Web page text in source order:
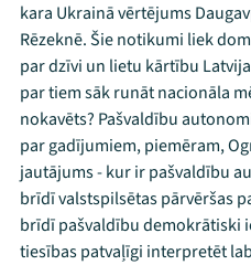
kara Ukrainā vērtējums
Rēzeknē. Šie notikumi liek
par dzīvi un lietu kārtību
par tiem sāk runāt nacionāla
nokavēts? Pašvaldību
par gadījumiem, piemēram,
jautājums - kur ir pašvaldību
brīdī valstspilsētas pārvēršas
brīdī pašvaldību demokrātiski
tiesības patvaļīgi interpretēt